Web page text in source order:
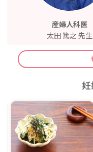
産婦人科医
太田 篤之 先生
妊